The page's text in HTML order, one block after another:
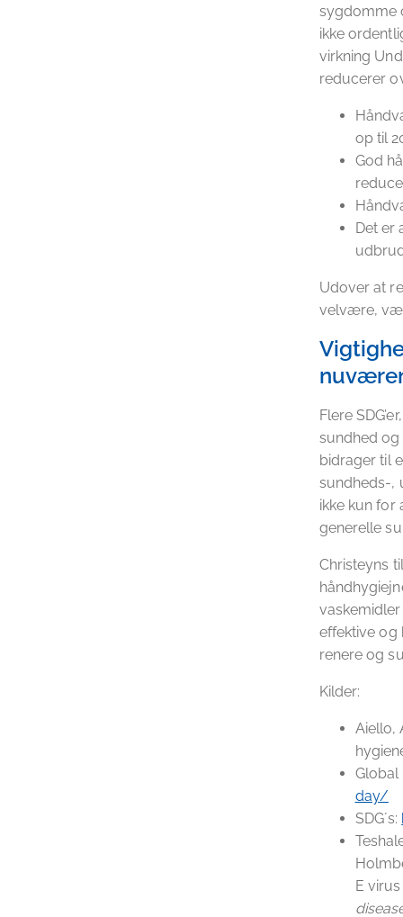
sygdomme
ikke
virkning
reducerer
op til
God
Det er
Udover at
velvære,
Flere
sundhed
bidrager til
sundheds-,
ikke kun for
generelle
Christeyns
effektive
renere og
Kilder:
Aiello,
day/
SDG´s:
E